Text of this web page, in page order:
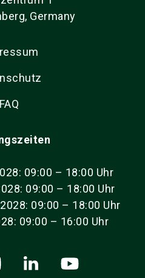
Germany
FAQ
09:00 – 18:00 Uhr
09:00 – 18:00 Uhr
09:00 – 18:00 Uhr
09:00 – 16:00 Uhr